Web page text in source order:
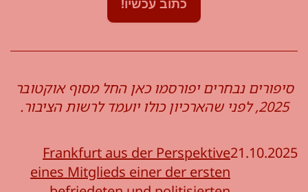
כתוב עכשיו!
סיפורים נבחרים יפורסמו כאן החל מסוף אוקטובר
2025, לפני שהארכיון כולו יועמד לרשות הציבור.
21.10.2025
Frankfurt aus der Perspektive
eines Mitglieds einer der ersten